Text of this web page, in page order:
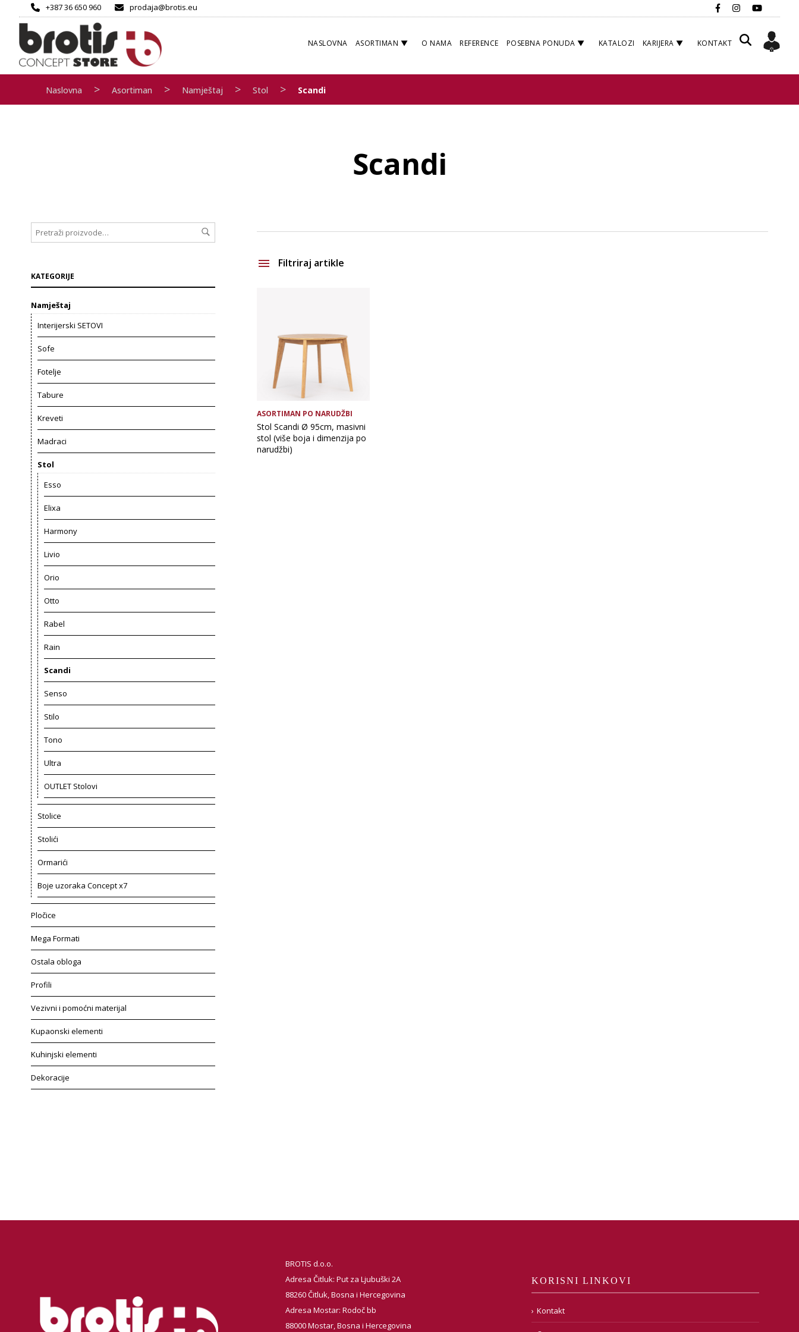
+387 36 650 960 prodaja@brotis.eu
NASLOVNA ASORTIMAN O NAMA REFERENCE POSEBNA PONUDA KATALOZI KARIJERA KONTAKT
Naslovna > Asortiman > Namještaj > Stol > Scandi
Scandi
KATEGORIJE
Namještaj
Interijerski SETOVI
Sofe
Fotelje
Tabure
Kreveti
Madraci
Stol
Esso
Elixa
Harmony
Livio
Orio
Otto
Rabel
Rain
Scandi
Senso
Stilo
Tono
Ultra
OUTLET Stolovi
Stolice
Stolići
Ormarići
Boje uzoraka Concept x7
Pločice
Mega Formati
Ostala obloga
Profili
Vezivni i pomoćni materijal
Kupaonski elementi
Kuhinjski elementi
Dekoracije
Filtriraj artikle
ASORTIMAN PO NARUDŽBI
Stol Scandi Ø 95cm, masivni
stol (više boja i dimenzija po
narudžbi)
BROTIS d.o.o.
Adresa Čitluk: Put za Ljubuški 2A
88260 Čitluk, Bosna i Hercegovina
Adresa Mostar: Rodoč bb
88000 Mostar, Bosna i Hercegovina
KORISNI LINKOVI
Kontakt